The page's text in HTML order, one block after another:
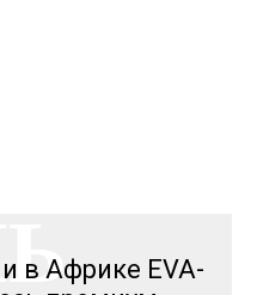
в Африке EVA-